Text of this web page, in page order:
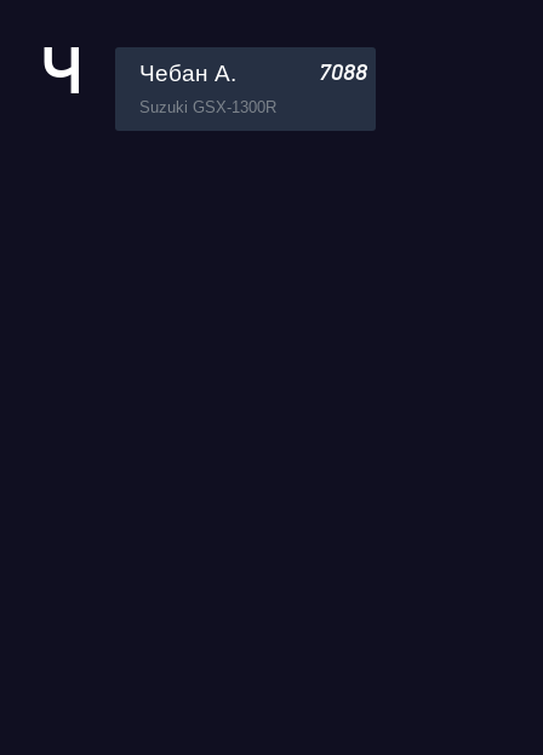
Ч Чебан А. 7088
Suzuki GSX-1300R